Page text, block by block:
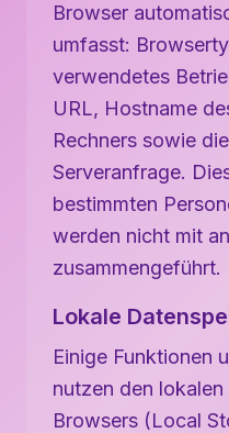
Browser
umfasst:
verwendetes
URL, Hostname
Rechners sowie
Serveranfrage.
bestimmten
werden nicht mit
zusammengeführt.
Lokale
Einige Funktionen
nutzen den
Browsers (Local